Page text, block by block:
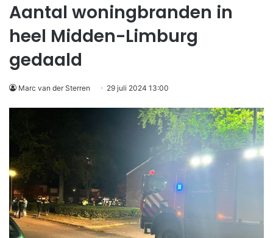
Aantal woningbranden in
heel Midden-Limburg
gedaald
Marc van der Sterren 29 juli 2024 13:00